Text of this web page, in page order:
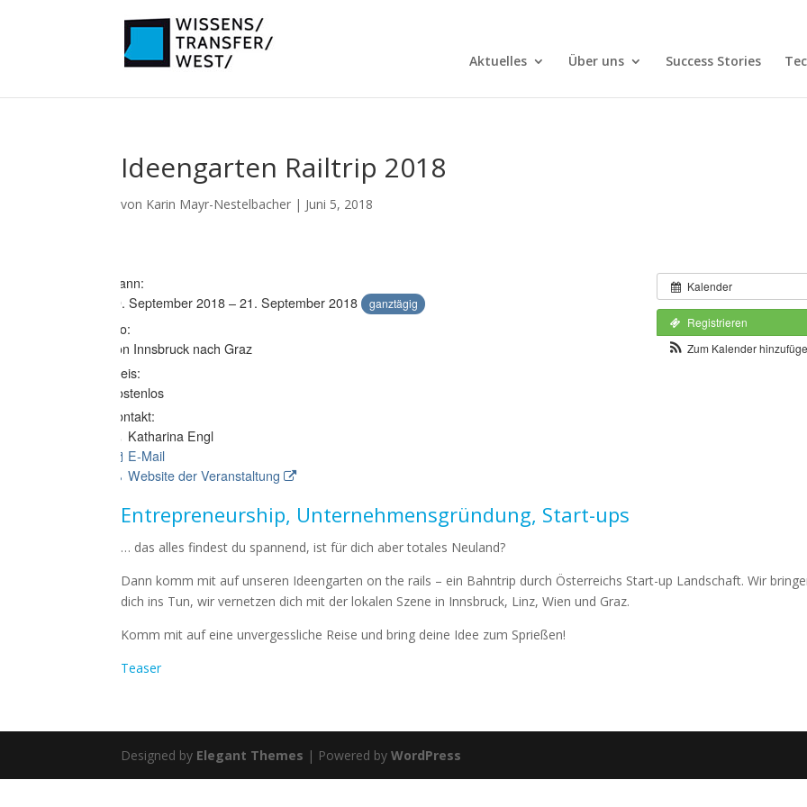
Aktuelles Über uns Success Stories
Ideengarten Railtrip 2018
von Karin Mayr-Nestelbacher | Juni 5, 2018
Kalender
Registrieren
Zum Kalender
Wann:
19. September 2018 – 21. September 2018 ganztägig
Wo:
Von Innsbruck nach Graz
Preis:
Kostenlos
Kontakt:
Katharina Engl
E-Mail
Website der Veranstaltung
Entrepreneurship, Unternehmensgründung, Start-ups
… das alles findest du spannend, ist für dich aber totales Neuland?
Dann komm mit auf unseren Ideengarten on the rails – ein Bahntrip durch Österreichs Start-up Landschaft. Wir
dich ins Tun, wir vernetzen dich mit der lokalen Szene in Innsbruck, Linz, Wien und Graz.
Komm mit auf eine unvergessliche Reise und bring deine Idee zum Sprießen!
Teaser
Designed by Elegant Themes | Powered byWordPress